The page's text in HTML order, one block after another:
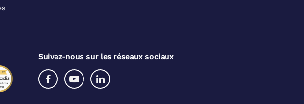
Suivez-nous sur les réseaux sociaux